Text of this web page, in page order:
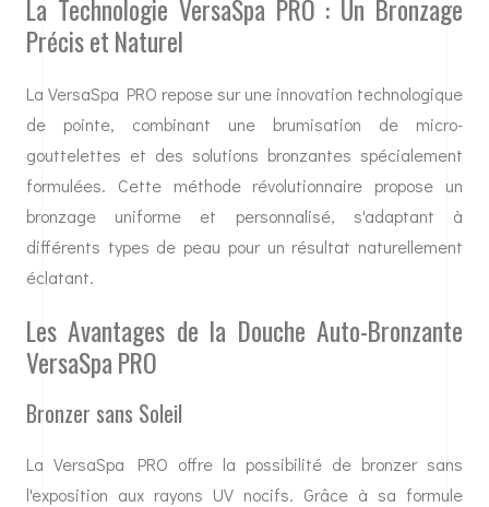
La Technologie VersaSpa PRO : Un Bronzage
Précis et Naturel
La VersaSpa PRO repose sur une innovation technologique
de pointe, combinant une brumisation de micro-
gouttelettes et des solutions bronzantes spécialement
formulées. Cette méthode révolutionnaire propose un
bronzage uniforme et personnalisé, s'adaptant à
différents types de peau pour un résultat naturellement
éclatant.
Les Avantages de la Douche Auto-Bronzante
VersaSpa PRO
Bronzer sans Soleil
La VersaSpa PRO offre la possibilité de bronzer sans
l'exposition aux rayons UV nocifs. Grâce à sa formule